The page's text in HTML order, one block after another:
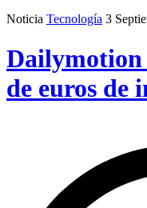
Noticia Tecnología 3
Dailymotion
de euros de